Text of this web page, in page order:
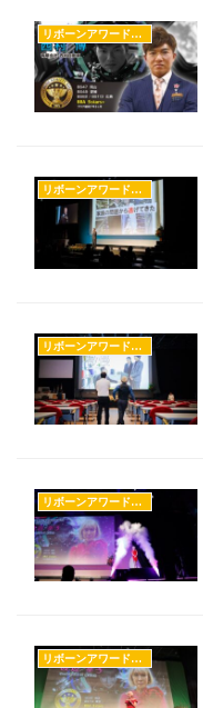
リボーンアワードのすべて
リボーンアワードのすべて
リボーンアワードのすべて
リボーンアワードのすべて
リボーンアワードのすべて